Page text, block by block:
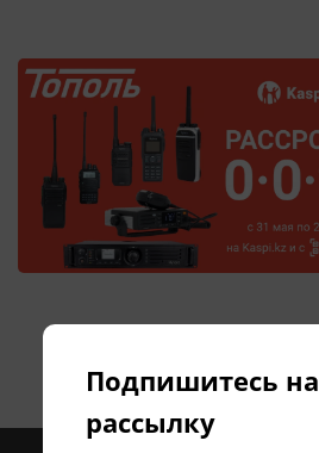
Подпишитесь на
рассылку